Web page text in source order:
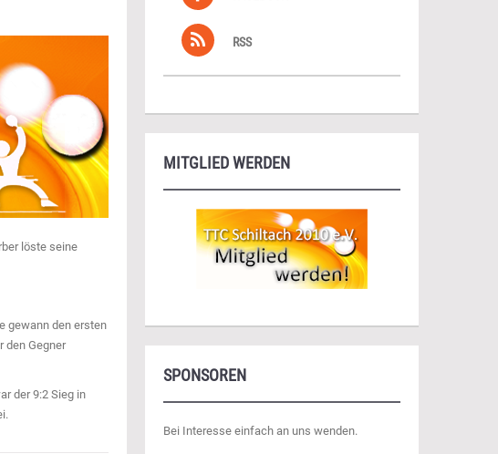
löste seine
gewann den ersten
den Gegner
der 9:2 Sieg in
RSS
MITGLIED WERDEN
SPONSOREN
Bei Interesse einfach an uns wenden.